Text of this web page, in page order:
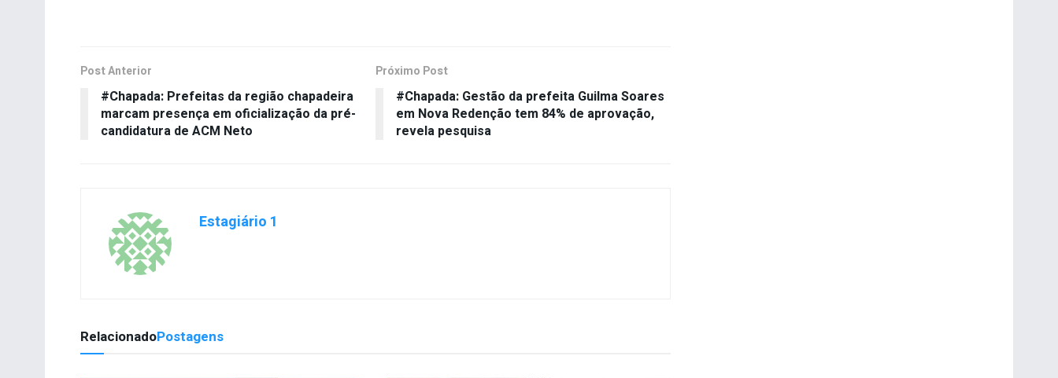
Post Anterior
#Chapada: Prefeitas da região chapadeira
marcam presença em oficialização da pré-
candidatura de ACM Neto
Próximo Post
#Chapada: Gestão da prefeita Guilma Soares
em Nova Redenção tem 84% de aprovação,
revela pesquisa
Estagiário 1
RelacionadoPostagens